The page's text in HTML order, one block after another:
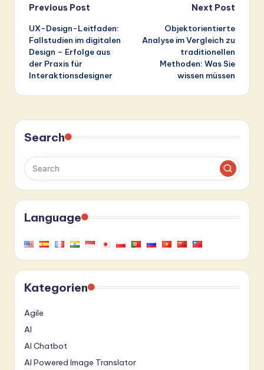
Post
navigation
Previous Post
UX-Design-Leitfaden:
Fallstudien im digitalen
Design – Erfolge aus
der Praxis für
Interaktionsdesigner
Next Post
Objektorientierte
Analyse im Vergleich zu
traditionellen
Methoden: Was Sie
wissen müssen
Search
Language
Kategorien
Agile
AI
AI Chatbot
AI Powered Image Translator